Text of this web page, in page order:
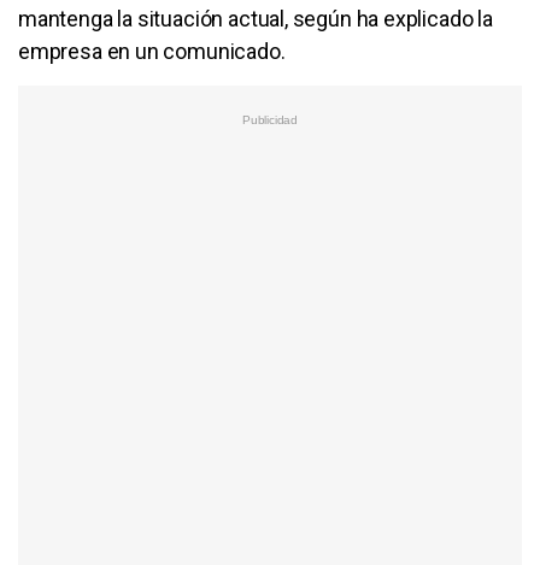
mantenga la situación actual, según ha explicado la
empresa en un comunicado.